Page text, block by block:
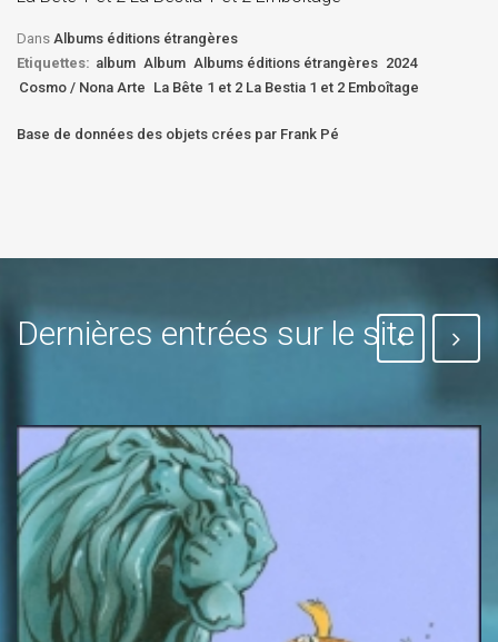
Dans Albums éditions étrangères
Etiquettes: album Album Albums éditions étrangères 2024
Cosmo / Nona Arte La Bête 1 et 2 La Bestia 1 et 2 Emboîtage
Base de données des objets crées par Frank Pé
Dernières entrées sur le site